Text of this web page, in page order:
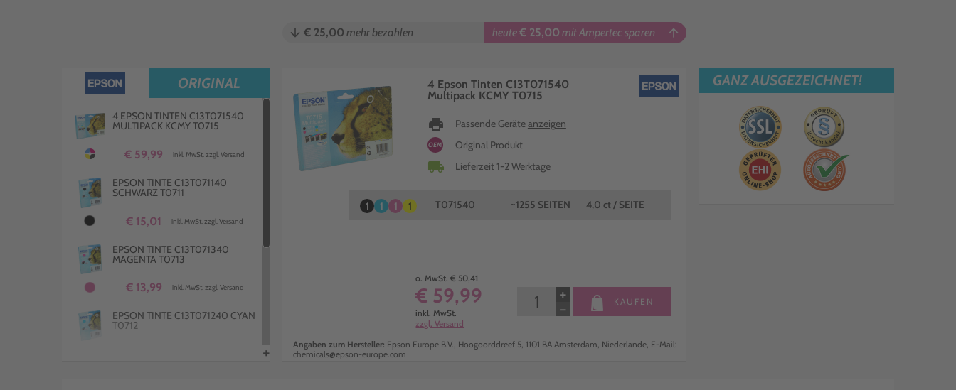
€ 17,99 inkl. MwSt. zzgl. Versand
AMPERTEC TINTE ERSETZT
€ 8,98
arrow_downward € 25,00 mehr bezahlen heute€ 25,00 mit Ampertec sparen arrow_upward
ORIGINAL
4 EPSON TINTEN C13T071540
MULTIPACK KCMY T0715
€ 59,99 inkl. MwSt. zzgl. Versand
EPSON TINTE C13T071140
SCHWARZ T0711
€ 15,01 inkl. MwSt. zzgl. Versand
EPSON TINTE C13T071340
MAGENTA T0713
€ 13,99 inkl. MwSt. zzgl. Versand
EPSON TINTE C13T071240 CYAN
T0712
+
4 Epson Tinten C13T071540
Multipack KCMY T0715
print Passende Geräteanzeigen
OEM Original Produkt
local_shipping Lieferzeit 1-2 Werktage
1 1 1 1 T071540 ~1255 SEITEN 4,0 ct / SEITE
o. MwSt. € 50,41
€ 59,99
inkl. MwSt.
zzgl. Versand
−
+ KAUFEN
Angaben zum Hersteller: Epson Europe B.V., Hoogoorddreef 5, 1101 BA Amsterdam, Niederlande, E-Mail:
chemicals@epson-europe.com
GANZ AUSGEZEICHNET!